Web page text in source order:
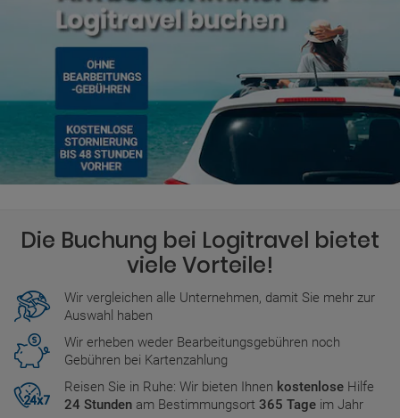
Die Buchung bei Logitravel bietet
viele Vorteile!
Wir vergleichen alle Unternehmen, damit Sie mehr zur
Auswahl haben
Wir erheben weder Bearbeitungsgebühren noch
Gebühren bei Kartenzahlung
Reisen Sie in Ruhe: Wir bieten Ihnen kostenlose Hilfe
24 Stunden am Bestimmungsort 365 Tage im Jahr